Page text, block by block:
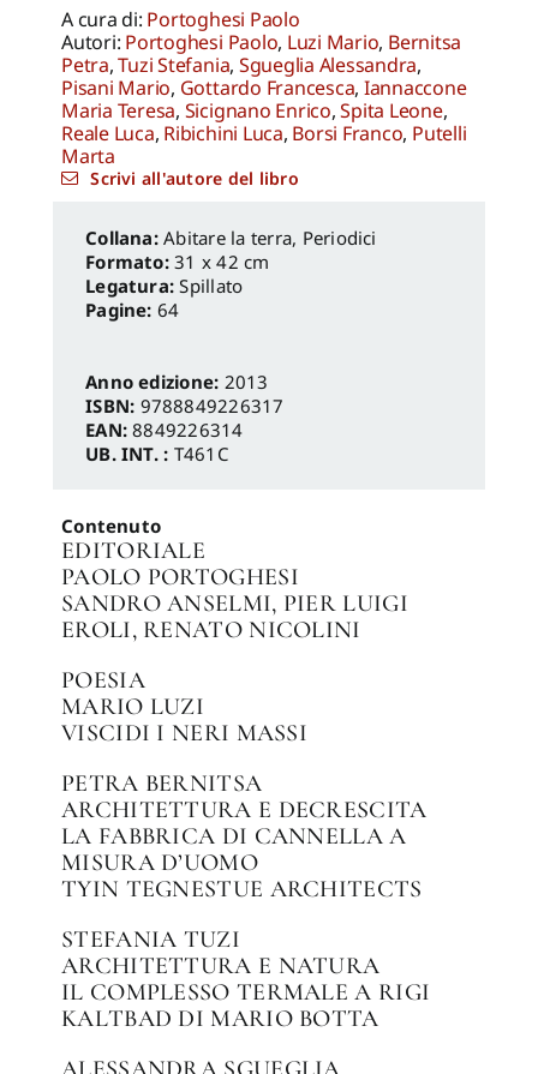
A cura di: Portoghesi Paolo
Autori: Portoghesi Paolo, Luzi Mario, Bernitsa
Petra,Tuzi Stefania, Sgueglia Alessandra,
Pisani Mario, Gottardo Francesca, Iannaccone
Maria Teresa, Sicignano Enrico,Spita Leone,
Reale Luca, Ribichini Luca, Borsi Franco, Putelli
Marta
Scrivi all'autore del libro
Abitare la terra, Periodici
Formato:31 x 42 cm
Legatura:Spillato
Pagine: 64
Anno edizione: 2013
ISBN: 9788849226317
EAN:8849226314
UB. INT. : T461C
Contenuto
EDITORIALE
PAOLO PORTOGHESI
SANDRO ANSELMI, PIER LUIGI
EROLI, RENATO NICOLINI
POESIA
MARIO LUZI
VISCIDI I NERI MASSI
PETRA BERNITSA
ARCHITETTURA E DECRESCITA
LA FABBRICA DI CANNELLA A
MISURA D’UOMO
TYIN TEGNESTUE ARCHITECTS
STEFANIA TUZI
ARCHITETTURA E NATURA
IL COMPLESSO TERMALE A RIGI
KALTBAD DI MARIO BOTTA